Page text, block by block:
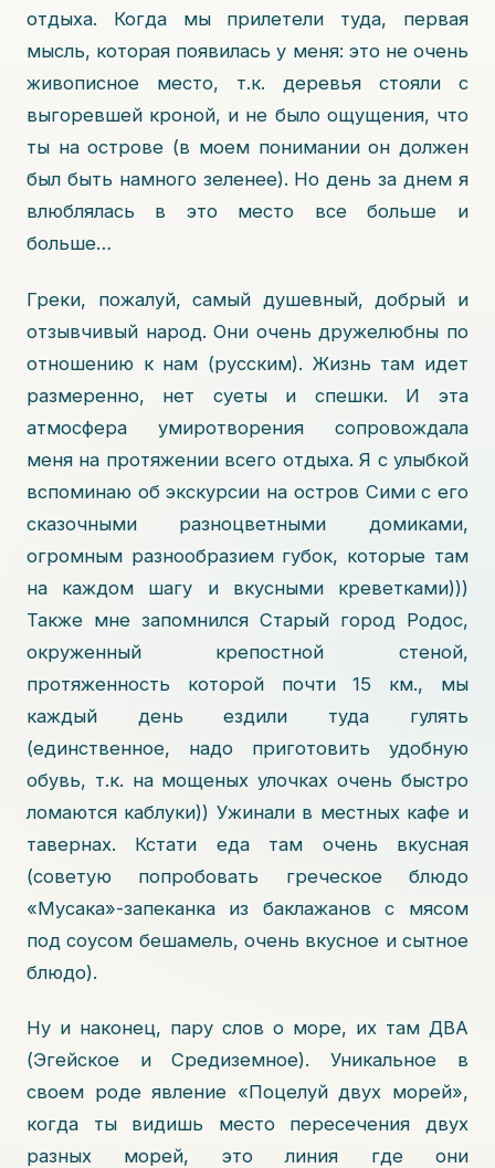
отдыха. Когда мы прилетели туда, первая
мысль, которая появилась у меня: это не очень
живописное место, т.к. деревья стояли с
выгоревшей кроной, и не было ощущения, что
ты на острове (в моем понимании он должен
был быть намного зеленее). Но день за днем я
влюблялась в это место все больше и
больше…
Греки, пожалуй, самый душевный, добрый и
отзывчивый народ. Они очень дружелюбны по
отношению к нам (русским). Жизнь там идет
размеренно, нет суеты и спешки. И эта
атмосфера умиротворения сопровождала
меня на протяжении всего отдыха. Я с улыбкой
вспоминаю об экскурсии на остров Сими с его
сказочными разноцветными домиками,
огромным разнообразием губок, которые там
на каждом шагу и вкусными креветками)))
Также мне запомнился Старый город Родос,
окруженный крепостной стеной,
протяженность которой почти 15 км., мы
каждый день ездили туда гулять
(единственное, надо приготовить удобную
обувь, т.к. на мощеных улочках очень быстро
ломаются каблуки)) Ужинали в местных кафе и
тавернах. Кстати еда там очень вкусная
(советую попробовать греческое блюдо
«Мусака»-запеканка из баклажанов с мясом
под соусом бешамель, очень вкусное и сытное
блюдо).
Ну и наконец, пару слов о море, их там ДВА
(Эгейское и Средиземное). Уникальное в
своем роде явление «Поцелуй двух морей»,
когда ты видишь место пересечения двух
разных морей, это линия где они